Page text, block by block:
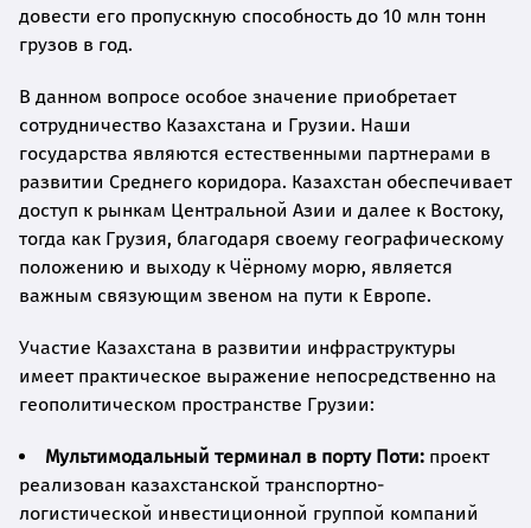
довести его пропускную способность до 10 млн тонн
грузов в год.
В данном вопросе особое значение приобретает
сотрудничество Казахстана и Грузии. Наши
государства являются естественными партнерами в
развитии Среднего коридора. Казахстан обеспечивает
доступ к рынкам Центральной Азии и далее к Востоку,
тогда как Грузия, благодаря своему географическому
положению и выходу к Чёрному морю, является
важным связующим звеном на пути к Европе.
Участие Казахстана в развитии инфраструктуры
имеет практическое выражение непосредственно на
геополитическом пространстве Грузии:
Мультимодальный терминал в порту Поти: проект
реализован казахстанской транспортно-
логистической инвестиционной группой компаний